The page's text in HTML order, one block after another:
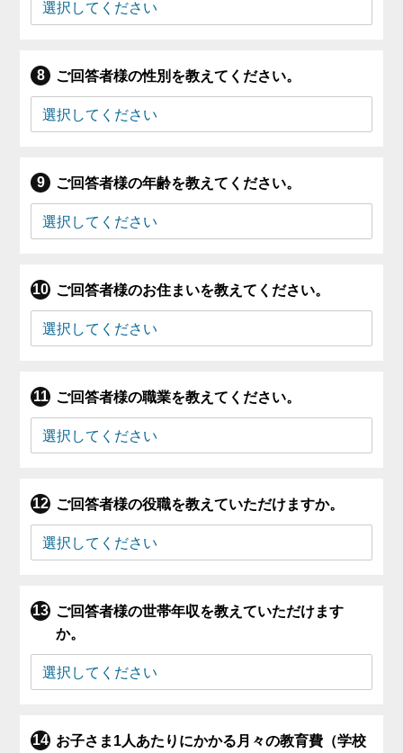
ご回答者様の性別を教えてください。
ご回答者様の年齢を教えてください。
ご回答者様のお住まいを教えてください。
ご回答者様の職業を教えてください。
ご回答者様の役職を教えていただけますか。
ご回答者様の世帯年収を教えていただけます
か。
お子さま1人あたりにかかる月々の教育費（学校